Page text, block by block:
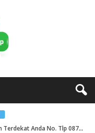
Jasa Derek Towing Mobil Surabaya 24 Jam Terdekat Anda No. Tlp 0878-3833-9443...